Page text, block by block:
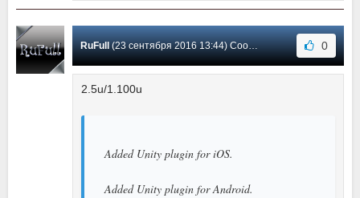
RuFull (23 сентября 2016 13:44) Сообщение #57 0
2.5u/1.100u
Added Unity plugin for iOS.
Added Unity plugin for Android.